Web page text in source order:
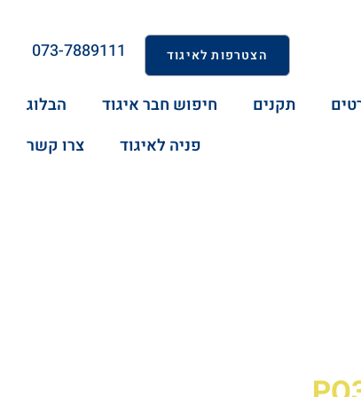
הצטרפות לאיגוד 073-7889111
תקנים חיפוש חבר איגוד
הבלוג
פניה לאיגוד
צרו קשר